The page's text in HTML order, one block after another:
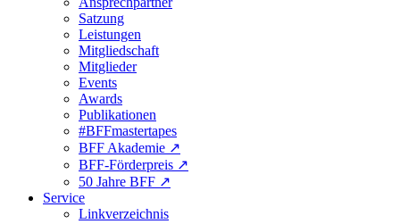
Satzung
Leistungen
Mitgliedschaft
Mitglieder
Events
Awards
Publikationen
#BFFmastertapes
BFF Akademie ↗︎
BFF-Förderpreis ↗︎
50 Jahre BFF ↗︎
Service
Linkverzeichnis